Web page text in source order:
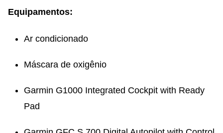
Equipamentos:
Ar condicionado
Máscara de oxigênio
Garmin G1000 Integrated Cockpit with Ready
Pad